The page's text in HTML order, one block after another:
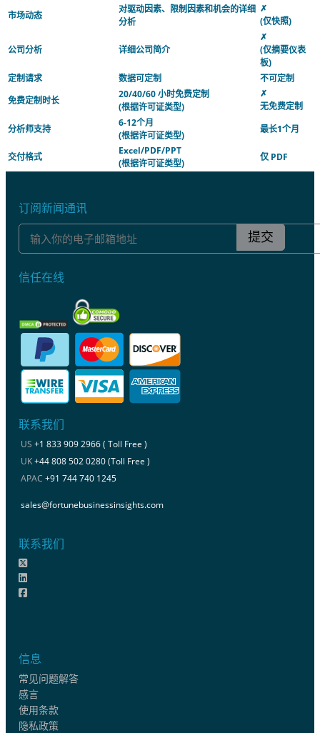
市场动态
对驱动因素、限制因素和机会的详细
分析
✗
(仅快照)
公司分析 详细公司简介
✗
(仅摘要仪表
板)
定制请求
数据可定制
不可定制
免费定制时长
20/40/60 小时免费定制
(根据许可证类型)
✗
无免费定制
分析师支持
6-12个月
(根据许可证类型)
最长1个月
交付格式
Excel/PDF/PPT
(根据许可证类型)
仅 PDF
订阅新闻通讯
提交
信任在线
联系我们
US +1 833 909 2966 ( Toll Free )
UK+44 808 502 0280 (Toll Free )
APAC +91 744 740 1245
sales@fortunebusinessinsights.com
联系我们
信息
常见问题解答
感言
使用条款
隐私政策